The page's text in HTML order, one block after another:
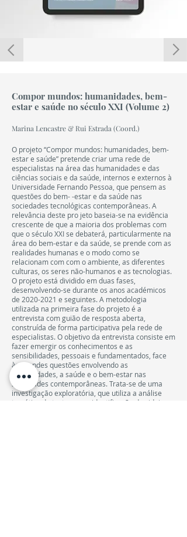
Compor mundos: humanidades, bem-
estar e saúde no século XXI (Volume 2)
Marina Lencastre & Rui Estrada (Coord.)
O projeto “Compor mundos: humanidades, bem-
estar e saúde” pretende criar uma rede de
especialistas na área das humanidades e das
ciências sociais e da saúde, internos e externos à
Universidade Fernando Pessoa, que pensem as
questões do bem- -estar e da saúde nas
sociedades tecnológicas contemporâneas. A
relevância deste pro jeto baseia-se na evidência
crescente de que a maioria dos problemas com
que o século XXI se debaterá, particularmente na
área do bem-estar e da saúde, se prende com as
realidades humanas e o modo como se
relacionam com com o ambiente, as diferentes
culturas, os seres não-humanos e as tecnologias.
O projeto está dividido em duas fases,
desenvolvendo-se durante os anos académicos
de 2020-2021 e seguintes. A metodologia
utilizada na primeira fase do projeto é a
entrevista com guião de resposta aberta,
construída de forma participativa pela rede de
especialistas. O objetivo da entrevista consiste em
fazer emergir os conhecimentos e as
sensibilidades, pessoais e fundamentados, face
às grandes questões envolvendo as
humanidades, a saúde e o bem-estar nas
sociedades contemporâneas. Trata-se de uma
investigação exploratória, que utiliza a análise
temática de texto com a identificação das ideias-